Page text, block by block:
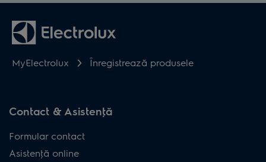
MyElectrolux Înregistrează produsele
Contact & Asistenţă
Formular contact
Asistenţă online